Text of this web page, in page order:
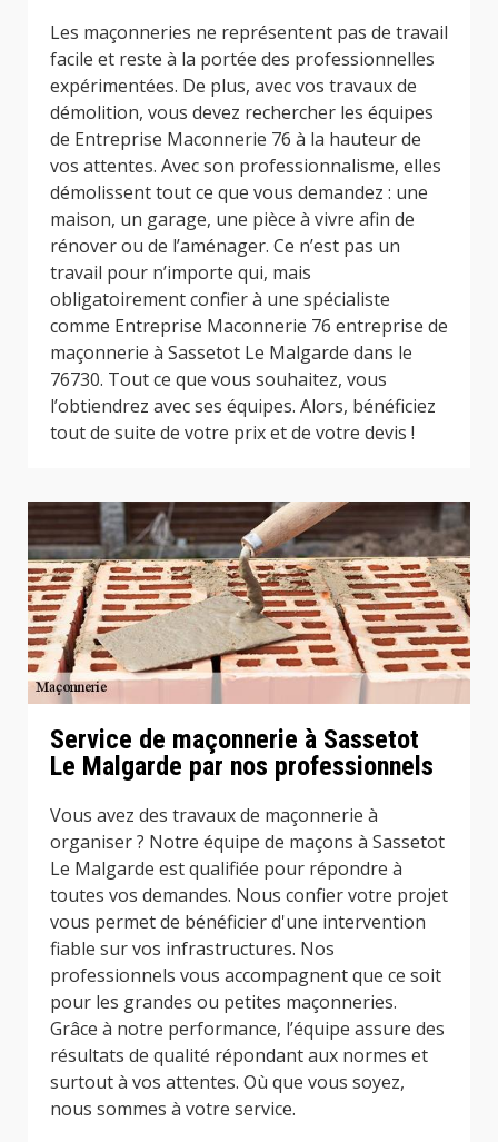
Les maçonneries ne représentent pas de travail
facile et reste à la portée des professionnelles
expérimentées. De plus, avec vos travaux de
démolition, vous devez rechercher les équipes
de Entreprise Maconnerie 76 à la hauteur de
vos attentes. Avec son professionnalisme, elles
démolissent tout ce que vous demandez : une
maison, un garage, une pièce à vivre afin de
rénover ou de l’aménager. Ce n’est pas un
travail pour n’importe qui, mais
obligatoirement confier à une spécialiste
comme Entreprise Maconnerie 76 entreprise de
maçonnerie à Sassetot Le Malgarde dans le
76730. Tout ce que vous souhaitez, vous
l’obtiendrez avec ses équipes. Alors, bénéficiez
tout de suite de votre prix et de votre devis !
Service de maçonnerie à Sassetot
Le Malgarde par nos professionnels
Vous avez des travaux de maçonnerie à
organiser ? Notre équipe de maçons à Sassetot
Le Malgarde est qualifiée pour répondre à
toutes vos demandes. Nous confier votre projet
vous permet de bénéficier d'une intervention
fiable sur vos infrastructures. Nos
professionnels vous accompagnent que ce soit
pour les grandes ou petites maçonneries.
Grâce à notre performance, l’équipe assure des
résultats de qualité répondant aux normes et
surtout à vos attentes. Où que vous soyez,
nous sommes à votre service.